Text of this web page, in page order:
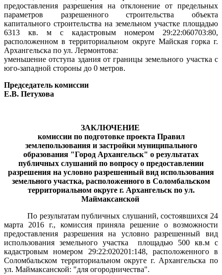
предоставления разрешения на отклонение от предельных
параметров разрешенного строительства объекта
капитального строительства на земельном участке площадью
6313 кв. м с кадастровым номером 29:22:060703:80,
расположенном в территориальном округе Майская горка г.
Архангельска по ул. Лермонтова:
уменьшение отступа здания от границы земельного участка с
юго-западной стороны до 0 метров.
Председатель комиссии
Е.В. Петухова
ЗАКЛЮЧЕНИЕ
комиссии по подготовке проекта Правил
землепользования и застройки муниципального
образования "Город Архангельск" о результатах
публичных слушаний по вопросу о предоставлении
разрешения на условно разрешенный вид использования
земельного участка, расположенного в Соломбальском
территориальном округе г. Архангельск по ул.
Маймаксанской
По результатам публичных слушаний, состоявшихся 24
марта 2016 г., комиссия приняла решение о возможности
предоставления разрешения на условно разрешенный вид
использования земельного участка
площадью 500 кв.м с
кадастровым номером 29:22:020201:148, расположенного в
Соломбальском территориальном округе г. Архангельска по
ул. Маймаксанской: "для огородничества".